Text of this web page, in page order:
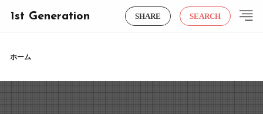
1st Generation SHARE SEARCH
ホーム